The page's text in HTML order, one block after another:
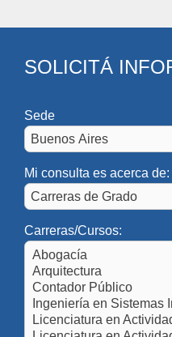
SOLICITÁ
Sede
Mi consulta es acerca de:
Carreras/Cursos: